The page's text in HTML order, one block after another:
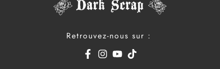
Retrouvez-nous sur :